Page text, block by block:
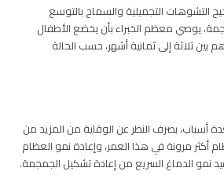
التشوهات التجميلية والسماح بالتوسع
يوصي معظم الخبراء بأن يخضع الأطفال
بين ثلاثة إلى ثمانية أشهر، حسب الحالة
أسباب، بصرف النظر عن الوقاية من المزيد من
أكثر مرونة في هذا العمر، وإعادة نمو العظام
نمو الدماغ السريع من إعادة تشكيل الجمجمة.